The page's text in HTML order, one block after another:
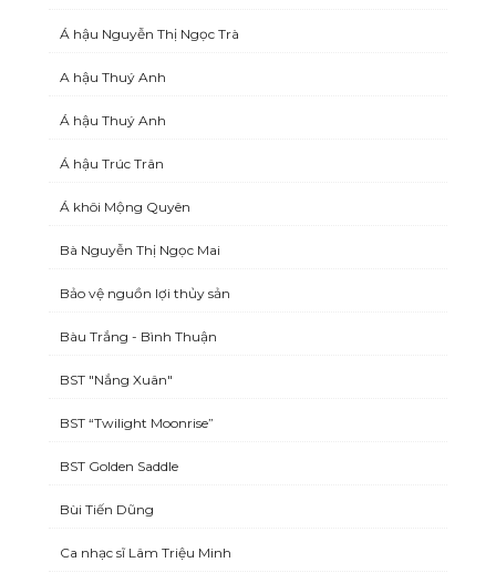
Á hậu Nguyễn Thị Ngọc Trà
A hậu Thuý Anh
Á hậu Thuý Anh
Á hậu Trúc Trân
Á khôi Mộng Quyên
Bà Nguyễn Thị Ngọc Mai
Bảo vệ nguồn lợi thủy sản
Bàu Trắng - Bình Thuận
BST "Nắng Xuân"
BST “Twilight Moonrise”
BST Golden Saddle
Bùi Tiến Dũng
Ca nhạc sĩ Lâm Triệu Minh